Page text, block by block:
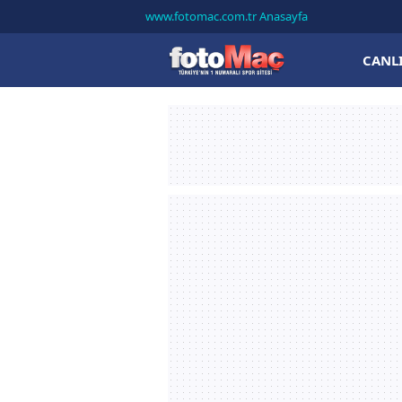
www.fotomac.com.tr Anasayfa